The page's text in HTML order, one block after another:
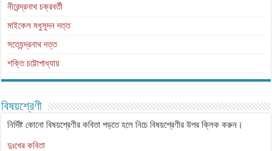
নীরেন্দ্রনাথ চক্রবর্তী
মাইকেল মধুসূদন দত্ত
সত্যেন্দ্রনাথ দত্ত
শক্তি চট্টোপাধ্যায়
বিষয়শ্রেণী
নির্দিষ্ট কোনো বিষয়শ্রেণীর কবিতা পড়তে হলে নিচে বিষয়শ্রেণীর উপর ক্লিক করুন।
দুঃখের কবিতা